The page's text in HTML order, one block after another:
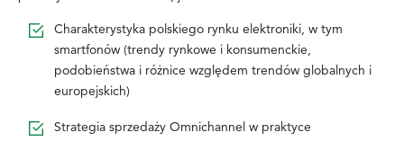
Charakterystyka polskiego rynku elektroniki, w tym
smartfonów (trendy rynkowe i konsumenckie,
podobieństwa i różnice względem trendów globalnych i
europejskich)
Strategia sprzedaży Omnichannel w praktyce